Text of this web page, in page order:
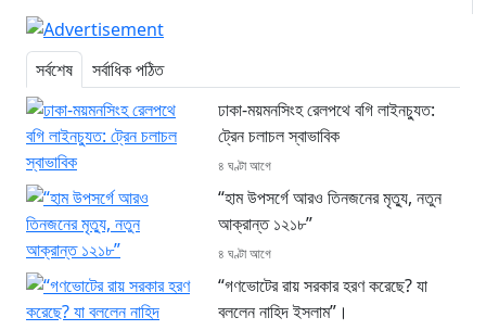
সর্বশেষ
সর্বাধিক পঠিত
ঢাকা-ময়মনসিংহ রেলপথে বগি লাইনচ্যুত:
ট্রেন চলাচল স্বাভাবিক
৪ ঘণ্টা আগে
“হাম উপসর্গে আরও তিনজনের মৃত্যু, নতুন
আক্রান্ত ১২১৮”
৪ ঘণ্টা আগে
“গণভোটের রায় সরকার হরণ করেছে? যা
বললেন নাহিদ ইসলাম”।